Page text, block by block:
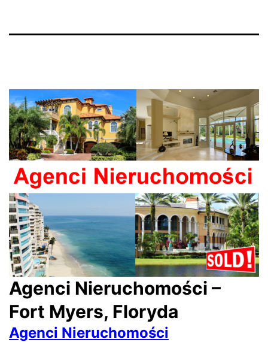
Agenci Nieruchomości –
Fort Myers, Floryda
Agenci Nieruchomości